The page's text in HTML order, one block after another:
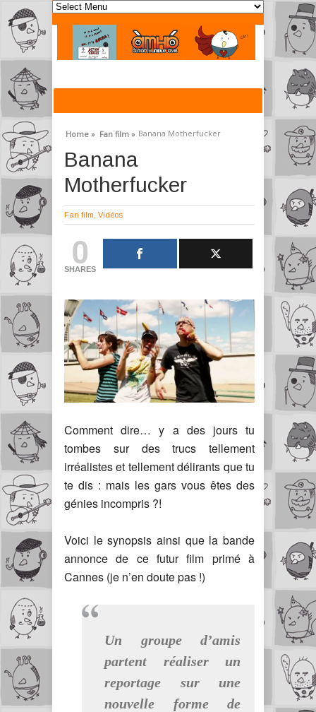
Home » Fan film » Banana Motherfucker
Banana
Motherfucker
Fan film Vidéos
0
SHARES
Comment dire… y a des jours tu
tombes sur des trucs tellement
irréalistes et tellement délirants que tu
te dis : mais les gars vous êtes des
génies incompris ?!
Voici le synopsis ainsi que la bande
annonce de ce futur film primé à
Cannes (je n’en doute pas !)
Un groupe d’amis
partent réaliser un
reportage sur une
nouvelle forme de